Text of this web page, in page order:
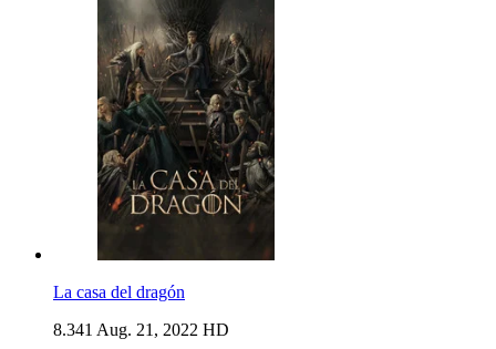
La casa del dragón
8.341 Aug. 21, 2022 HD